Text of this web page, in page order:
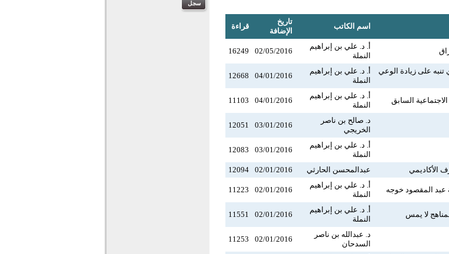
اسم الكاتب
تاريخ
الإضافة
قراءة
أ. د. علي بن إبراهيم
النملة
02/05/2016
16249
على زيادة الوعي
أ. د. علي بن إبراهيم
النملة
04/01/2016
12668
السابق
أ. د. علي بن إبراهيم
النملة
04/01/2016
11103
د. صالح بن ناصر
الخريجي
03/01/2016
12051
أ. د. علي بن إبراهيم
النملة
03/01/2016
12083
الأكاديمي عبدالمحسن الحارثي 02/01/2016
12094
عبد المقصود خوجه
أ. د. علي بن إبراهيم
النملة
02/01/2016
11223
لا يمس
أ. د. علي بن إبراهيم
النملة
02/01/2016
11551
د. عبدالله بن ناصر
السدحان
02/01/2016
11253